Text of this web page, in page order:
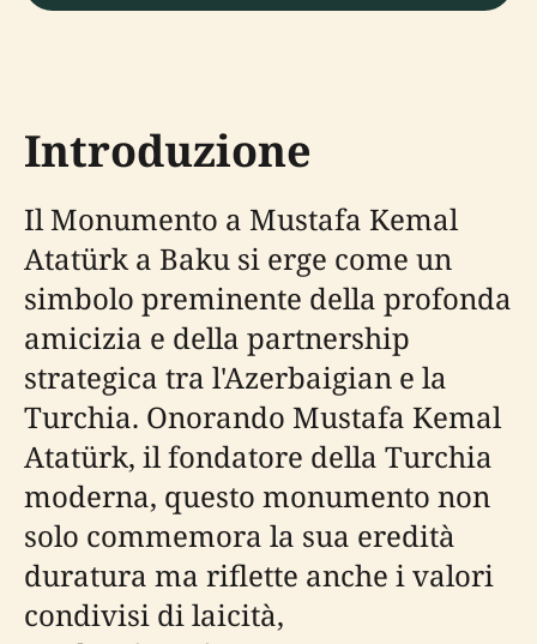
Introduzione
Il Monumento a Mustafa Kemal
Atatürk a Baku si erge come un
simbolo preminente della profonda
amicizia e della partnership
strategica tra l'Azerbaigian e la
Turchia. Onorando Mustafa Kemal
Atatürk, il fondatore della Turchia
moderna, questo monumento non
solo commemora la sua eredità
duratura ma riflette anche i valori
condivisi di laicità,